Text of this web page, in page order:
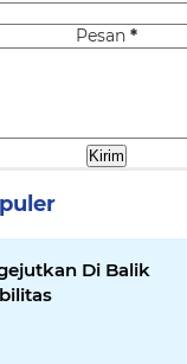
Pesan *
Di Balik